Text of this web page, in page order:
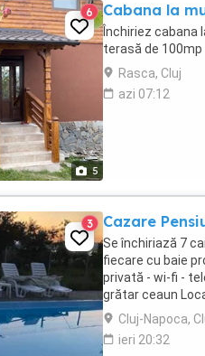
5
6 Cabana la
Închiriez cabana
terasă de
Rasca, Cluj
azi 07:12
3 Cazare
Se închiriază 7
fiecare cu baie
privată - wi-fi -
grătar ceaun
Cluj-Napoca,
ieri 20:32